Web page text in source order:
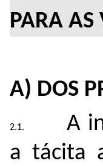
PARA AS
A) DOS
A
a tácita